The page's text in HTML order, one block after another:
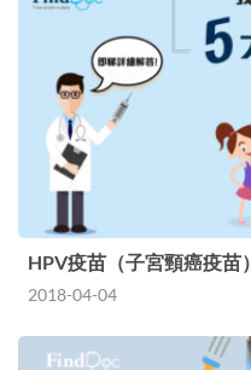
HPV疫苗（子宮頸癌疫苗）
2018-04-04